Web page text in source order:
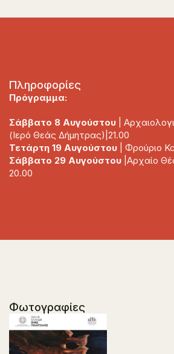
Πληροφορίες
Πρόγραμμα:
Σάββατο 8 Αυγούστου |
(Ιερό Θεάς Δήμητρας)|21.00
Τετάρτη 19 Αυγούστου
| Φρούριο
Σάββατο 29 Αυγούστου |Αρχαίο
20.00
Φωτογραφίες